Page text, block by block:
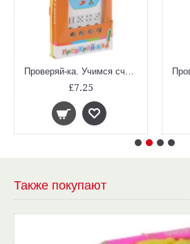
£7.25
Также покупают